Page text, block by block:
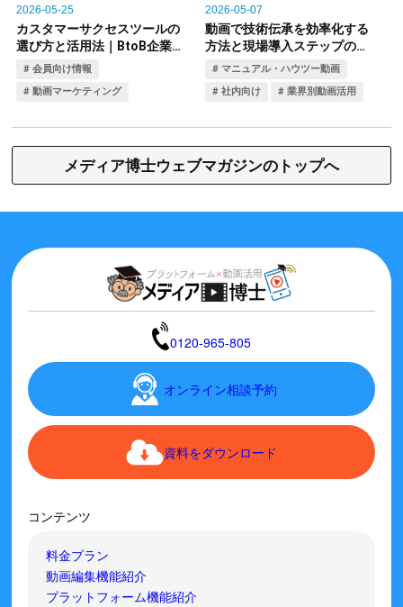
メディア博士ウェブマガジンのトップへ
0120-965-805
オンライン相談予約
資料をダウンロード
コンテンツ
料金プラン
動画編集機能紹介
プラットフォーム機能紹介